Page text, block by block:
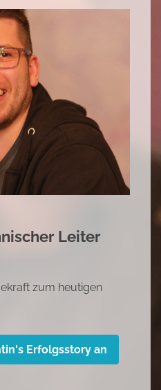
(seit 2010)
dann im Service